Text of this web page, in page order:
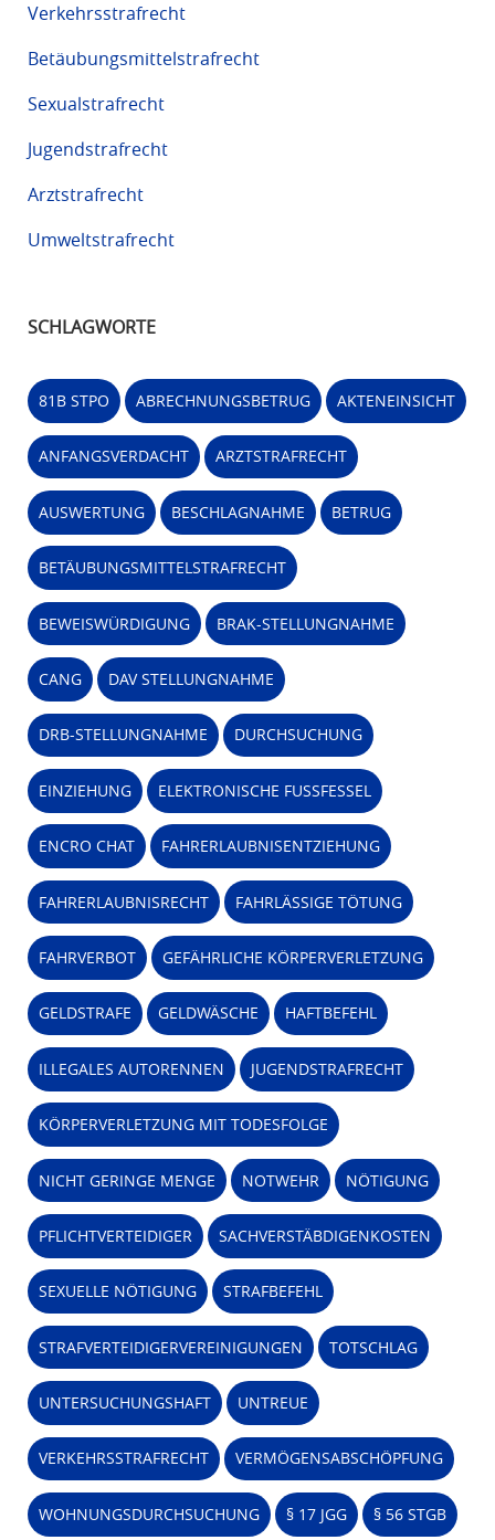
Verkehrsstrafrecht
Betäubungsmittelstrafrecht
Sexualstrafrecht
Jugendstrafrecht
Arztstrafrecht
Umweltstrafrecht
SCHLAGWORTE
81B STPO ABRECHNUNGSBETRUG AKTENEINSICHT
ANFANGSVERDACHT ARZTSTRAFRECHT
AUSWERTUNG BESCHLAGNAHME BETRUG
BETÄUBUNGSMITTELSTRAFRECHT
BEWEISWÜRDIGUNG BRAK-STELLUNGNAHME
CANG DAV STELLUNGNAHME
DRB-STELLUNGNAHME DURCHSUCHUNG
EINZIEHUNG ELEKTRONISCHE FUSSFESSEL
ENCRO CHAT FAHRERLAUBNISENTZIEHUNG
FAHRERLAUBNISRECHT FAHRLÄSSIGE TÖTUNG
FAHRVERBOT GEFÄHRLICHE KÖRPERVERLETZUNG
GELDSTRAFE GELDWÄSCHE HAFTBEFEHL
ILLEGALES AUTORENNEN JUGENDSTRAFRECHT
KÖRPERVERLETZUNG MIT TODESFOLGE
NICHT GERINGE MENGE NOTWEHR NÖTIGUNG
PFLICHTVERTEIDIGER SACHVERSTÄBDIGENKOSTEN
SEXUELLE NÖTIGUNG STRAFBEFEHL
STRAFVERTEIDIGERVEREINIGUNGEN TOTSCHLAG
UNTERSUCHUNGSHAFT UNTREUE
VERKEHRSSTRAFRECHT VERMÖGENSABSCHÖPFUNG
WOHNUNGSDURCHSUCHUNG § 17 JGG § 56 STGB